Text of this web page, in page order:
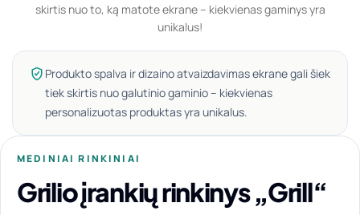
skirtis nuo to, ką matote ekrane – kiekvienas gaminys yra
unikalus!
Produkto spalva ir dizaino atvaizdavimas ekrane gali šiek
tiek skirtis nuo galutinio gaminio – kiekvienas
personalizuotas produktas yra unikalus.
MEDINIAI RINKINIAI
Grilio įrankių rinkinys „Grill“